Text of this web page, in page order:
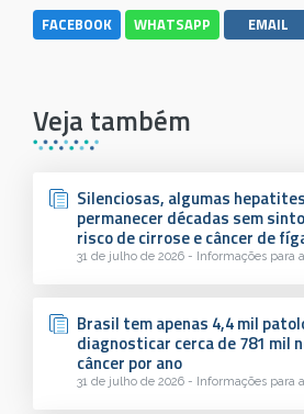
FACEBOOK WHATSAPP EMAIL
Veja também
Silenciosas, algumas
permanecer décadas sem
risco de cirrose e câncer de
31 de julho de 2026 - Informações para
Brasil tem apenas 4,4 mil
diagnosticar cerca de 781 mil
câncer por ano
31 de julho de 2026 - Informações para